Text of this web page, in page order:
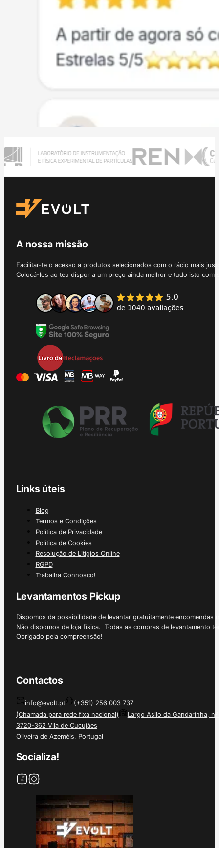
A nossa missão
Facilitar-te o acesso a produtos selecionados com o rácio mais
Colocá-los ao teu dispor a um preço ainda melhor e tudo isto
Links úteis
Blog
Termos e Condições
Política de Privacidade
Política de Cookies
Resolução de Litígios Online
RGPD
Trabalha Connosco!
Levantamentos Pickup
Dispomos da possibilidade de levantar gratuitamente
Não dispomos de loja física. Todas as compras de levantamento
Obrigado pela compreensão!
Contactos
info@evolt.pt
(+351) 256 003 737
(Chamada para rede fixa nacional)
Largo Asilo da Gandarinha, nº
3720-362 Vila de Cucujães
Oliveira de Azeméis, Portugal
Socializa!